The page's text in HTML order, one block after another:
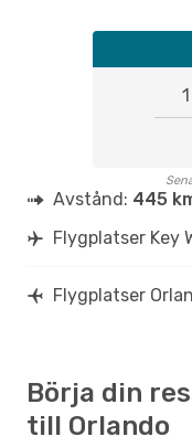
Avstånd: 445
Flygplatser Key
Flygplatser
Börja din
till Orlando